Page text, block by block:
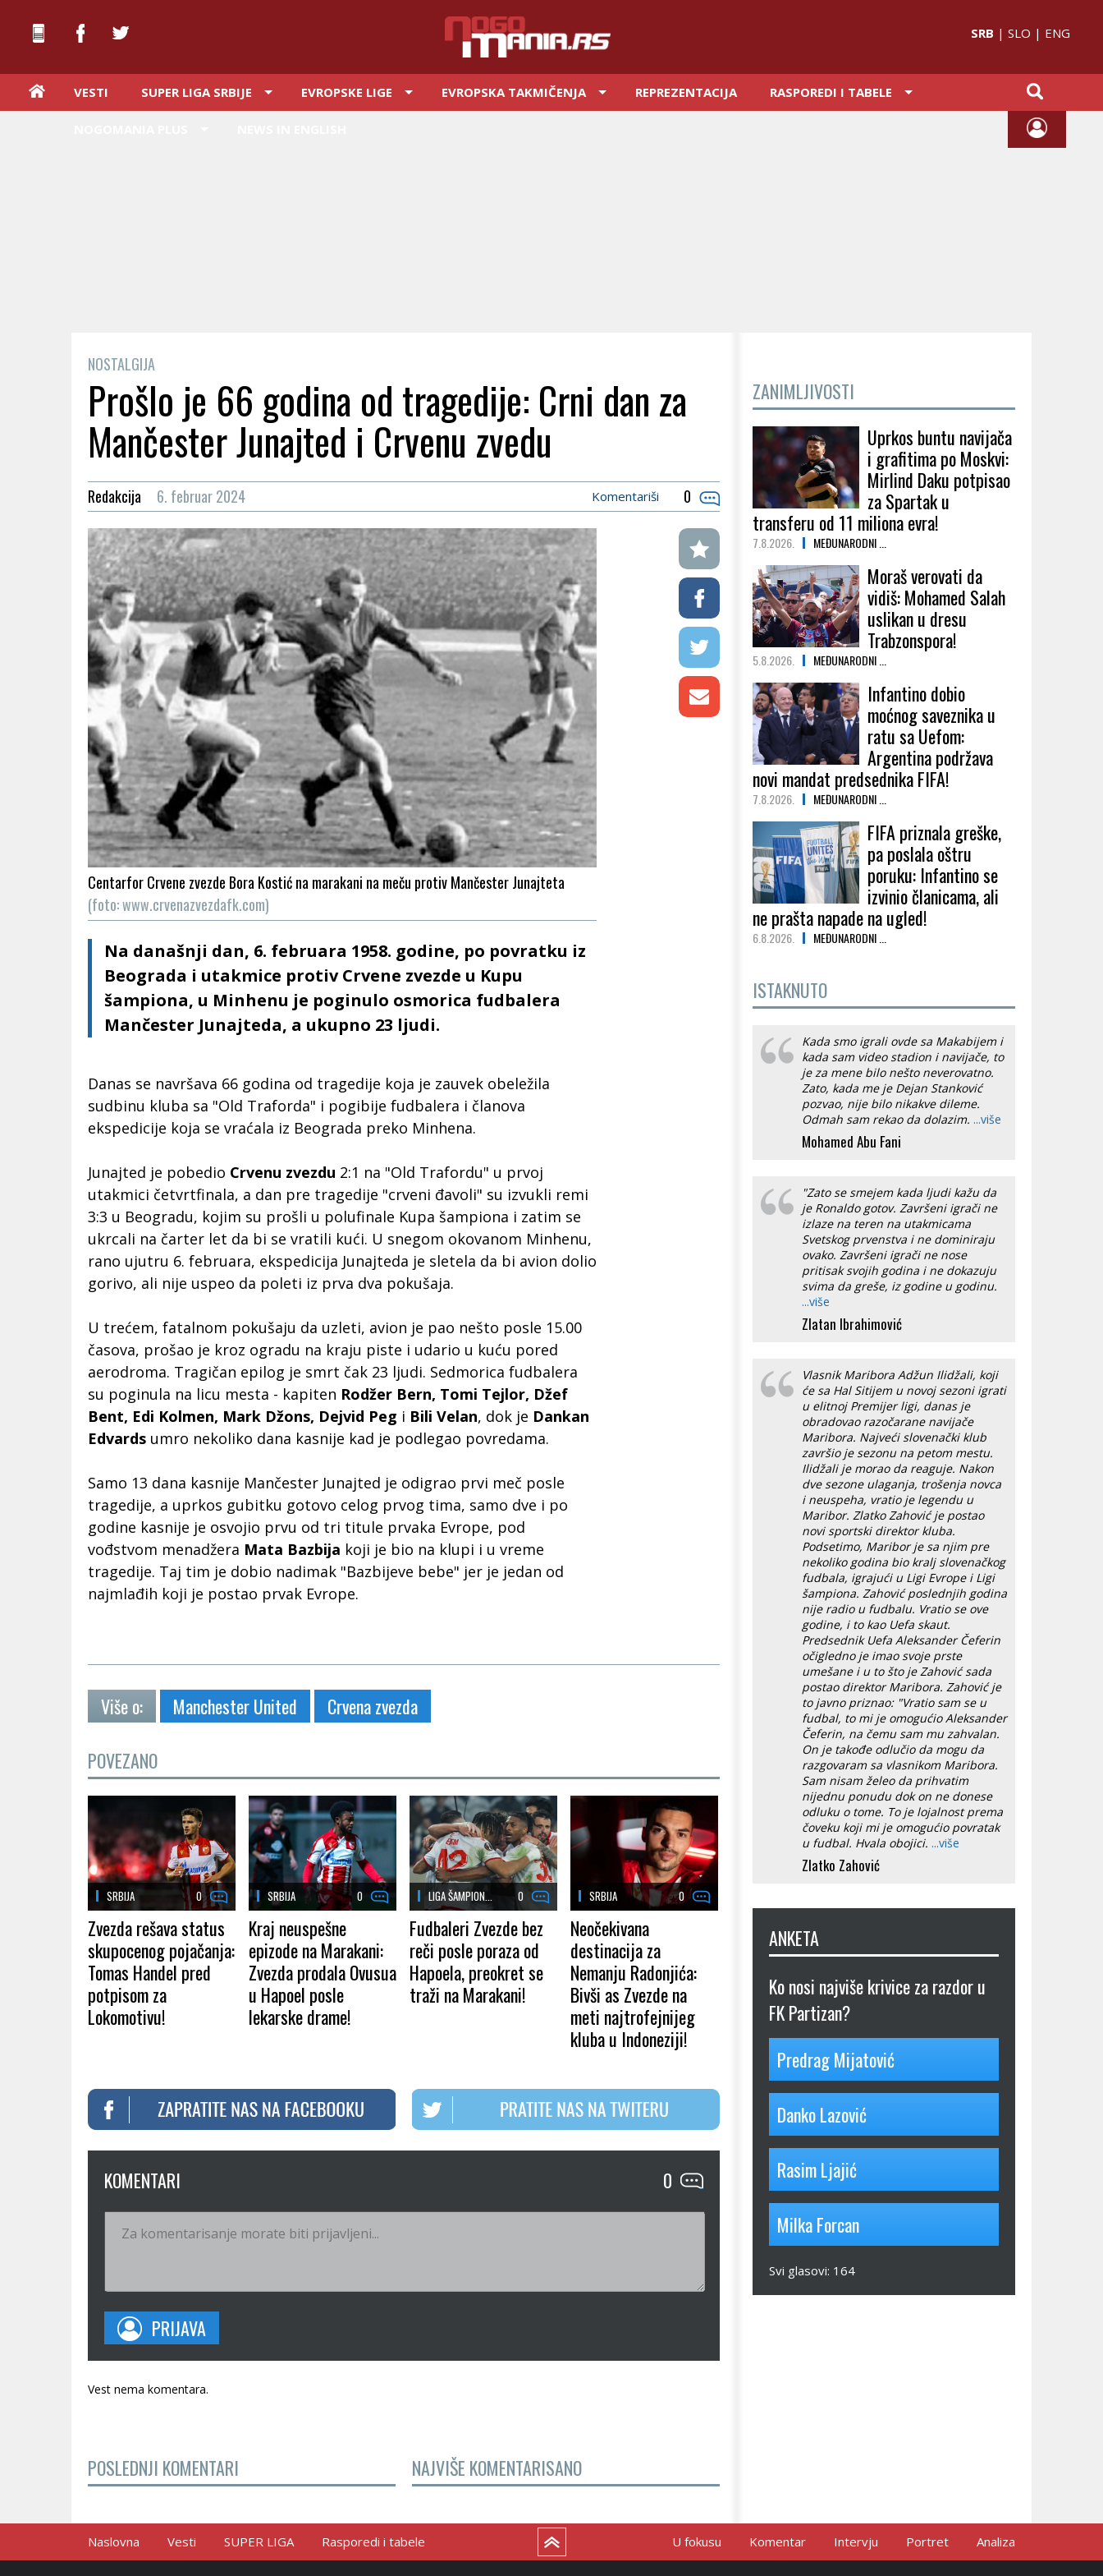
SRB | SLO | ENG
VESTI SUPER LIGA SRBIJE EVROPSKE LIGE EVROPSKA TAKMIČENJA REPREZENTACIJA RASPOREDI I TABELE
NOSTALGIJA
Prošlo je 66 godina od tragedije: Crni dan za
Mančester Junajted i Crvenu zvedu
Redakcija 6. februar 2024 0
Komentariši
Centarfor Crvene zvezde Bora Kostić na marakani na meču protiv Mančester Junajteta
(foto: www.crvenazvezdafk.com)
Na današnji dan, 6. februara 1958. godine, po povratku iz
Beograda i utakmice protiv Crvene zvezde u Kupu
šampiona, u Minhenu je poginulo osmorica fudbalera
Mančester Junajteda, a ukupno 23 ljudi.
Danas se navršava 66 godina od tragedije koja je zauvek obeležila
sudbinu kluba sa "Old Traforda" i pogibije fudbalera i članova
ekspedicije koja se vraćala iz Beograda preko Minhena.
Junajted je pobedio Crvenu zvezdu 2:1 na "Old Trafordu" u prvoj
utakmici četvrtfinala, a dan pre tragedije "crveni đavoli" su izvukli remi
3:3 u Beogradu, kojim su prošli u polufinale Kupa šampiona i zatim se
ukrcali na čarter let da bi se vratili kući. U snegom okovanom Minhenu,
rano ujutru 6. februara, ekspedicija Junajteda je sletela da bi avion dolio
gorivo, ali nije uspeo da poleti iz prva dva pokušaja.
U trećem, fatalnom pokušaju da uzleti, avion je pao nešto posle 15.00
časova, prošao je kroz ogradu na kraju piste i udario u kuću pored
aerodroma. Tragičan epilog je smrt čak 23 ljudi. Sedmorica fudbalera
su poginula na licu mesta - kapiten Rodžer Bern, Tomi Tejlor, Džef
Bent, Edi Kolmen, Mark Džons, Dejvid Peg i Bili Velan, dok je Dankan
Edvards umro nekoliko dana kasnije kad je podlegao povredama.
Samo 13 dana kasnije Mančester Junajted je odigrao prvi meč posle
tragedije, a uprkos gubitku gotovo celog prvog tima, samo dve i po
godine kasnije je osvojio prvu od tri titule prvaka Evrope, pod
vođstvom menadžera Mata Bazbija koji je bio na klupi i u vreme
tragedije. Taj tim je dobio nadimak "Bazbijeve bebe" jer je jedan od
najmlađih koji je postao prvak Evrope.
Više o: Manchester United Crvena zvezda
POVEZANO
SRBIJA 0
Zvezda rešava status
skupocenog pojačanja:
Tomas Handel pred
potpisom za
Lokomotivu!
SRBIJA 0
Kraj neuspešne
epizode na Marakani:
Zvezda prodala Ovusua
u Hapoel posle
lekarske drame!
LIGA ŠAMPION... 0
Fudbaleri Zvezde bez
reči posle poraza od
Hapoela, preokret se
traži na Marakani!
SRBIJA 0
Neočekivana
destinacija za
Nemanju Radonjića:
Bivši as Zvezde na
meti najtrofejnijeg
kluba u Indoneziji!
KOMENTARI 0
PRIJAVA
Vest nema komentara.
POSLEDNJI KOMENTARI NAJVIŠE KOMENTARISANO
ZANIMLJIVOSTI
Uprkos buntu navijača
i grafitima po Moskvi:
Mirlind Daku potpisao
za Spartak u
transferu od 11 miliona evra!
7.8.2026. MEĐUNARODNI ...
Moraš verovati da
vidiš: Mohamed Salah
uslikan u dresu
Trabzonspora!
5.8.2026. MEĐUNARODNI ...
Infantino dobio
moćnog saveznika u
ratu sa Uefom:
Argentina podržava
novi mandat predsednika FIFA!
7.8.2026. MEĐUNARODNI ...
FIFA priznala greške,
pa poslala oštru
poruku: Infantino se
izvinio članicama, ali
ne prašta napade na ugled!
6.8.2026. MEĐUNARODNI ...
ISTAKNUTO
Kada smo igrali ovde sa Makabijem i
kada sam video stadion i navijače, to
je za mene bilo nešto neverovatno.
Zato, kada me je Dejan Stanković
pozvao, nije bilo nikakve dileme.
Odmah sam rekao da dolazim. ...više
Mohamed Abu Fani
"Zato se smejem kada ljudi kažu da
je Ronaldo gotov. Završeni igrači ne
izlaze na teren na utakmicama
Svetskog prvenstva i ne dominiraju
ovako. Završeni igrači ne nose
pritisak svojih godina i ne dokazuju
svima da greše, iz godine u godinu.
...više
Zlatan Ibrahimović
Vlasnik Maribora Adžun Ilidžali, koji
će sa Hal Sitijem u novoj sezoni igrati
u elitnoj Premijer ligi, danas je
obradovao razočarane navijače
Maribora. Najveći slovenački klub
završio je sezonu na petom mestu.
Ilidžali je morao da reaguje. Nakon
dve sezone ulaganja, trošenja novca
i neuspeha, vratio je legendu u
Maribor. Zlatko Zahović je postao
novi sportski direktor kluba.
Podsetimo, Maribor je sa njim pre
nekoliko godina bio kralj slovenačkog
fudbala, igrajući u Ligi Evrope i Ligi
šampiona. Zahović poslednjih godina
nije radio u fudbalu. Vratio se ove
godine, i to kao Uefa skaut.
Predsednik Uefa Aleksander Čeferin
očigledno je imao svoje prste
umešane i u to što je Zahović sada
postao direktor Maribora. Zahović je
to javno priznao: "Vratio sam se u
fudbal, to mi je omogućio Aleksander
Čeferin, na čemu sam mu zahvalan.
On je takođe odlučio da mogu da
razgovaram sa vlasnikom Maribora.
Sam nisam želeo da prihvatim
nijednu ponudu dok on ne donese
odluku o tome. To je lojalnost prema
čoveku koji mi je omogućio povratak
u fudbal. Hvala obojici. ...više
Zlatko Zahović
ANKETA
Ko nosi najviše krivice za razdor u
FK Partizan?
Predrag Mijatović
Danko Lazović
Rasim Ljajić
Milka Forcan
Svi glasovi: 164
Naslovna Vesti SUPER LIGA Rasporedi i tabele U fokusu Komentar Intervju Portret Analiza